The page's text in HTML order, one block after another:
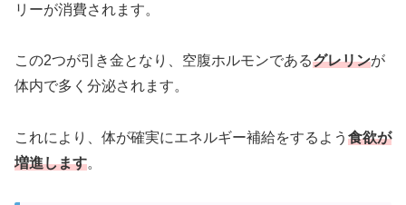
リーが消費されます。
この2つが引き金となり、空腹ホルモンであるグレリンが
体内で多く分泌されます。
これにより、体が確実にエネルギー補給をするよう 食欲が
増進します。